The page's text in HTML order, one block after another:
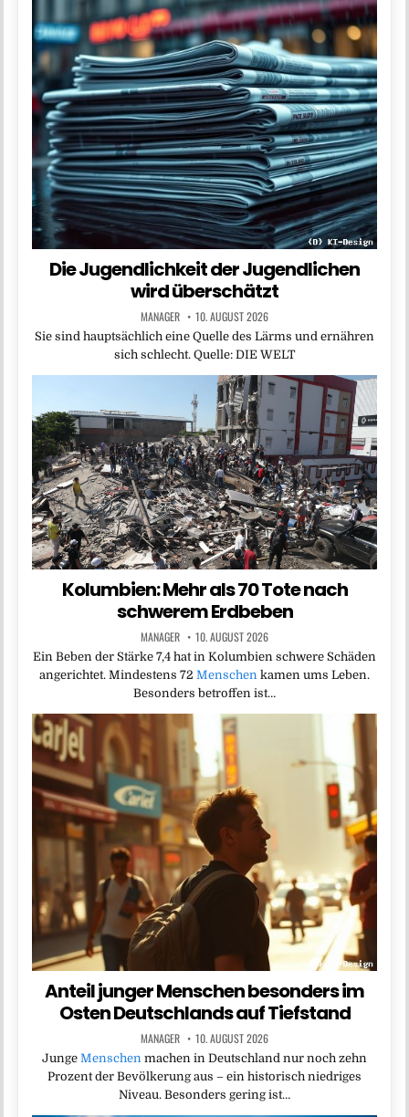
Die Jugendlichkeit der Jugendlichen
wird überschätzt
MANAGER 10. AUGUST 2026
Sie sind hauptsächlich eine Quelle des Lärms und ernähren
sich schlecht. Quelle: DIE WELT
Kolumbien: Mehr als 70 Tote nach
schwerem Erdbeben
MANAGER 10. AUGUST 2026
Ein Beben der Stärke 7,4 hat in Kolumbien schwere Schäden
angerichtet. Mindestens 72 Menschen kamen ums Leben.
Besonders betroffen ist…
Anteil junger Menschen besonders im
Osten Deutschlands auf Tiefstand
MANAGER 10. AUGUST 2026
Junge Menschen machen in Deutschland nur noch zehn
Prozent der Bevölkerung aus – ein historisch niedriges
Niveau. Besonders gering ist…